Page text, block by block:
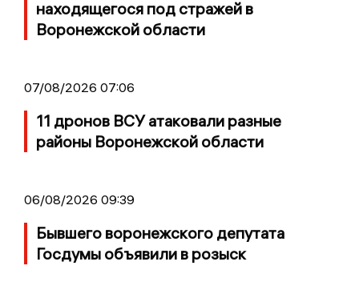
находящегося под стражей в
Воронежской области
07/08/2026 07:06
11 дронов ВСУ атаковали разные
районы Воронежской области
06/08/2026 09:39
Бывшего воронежского депутата
Госдумы объявили в розыск